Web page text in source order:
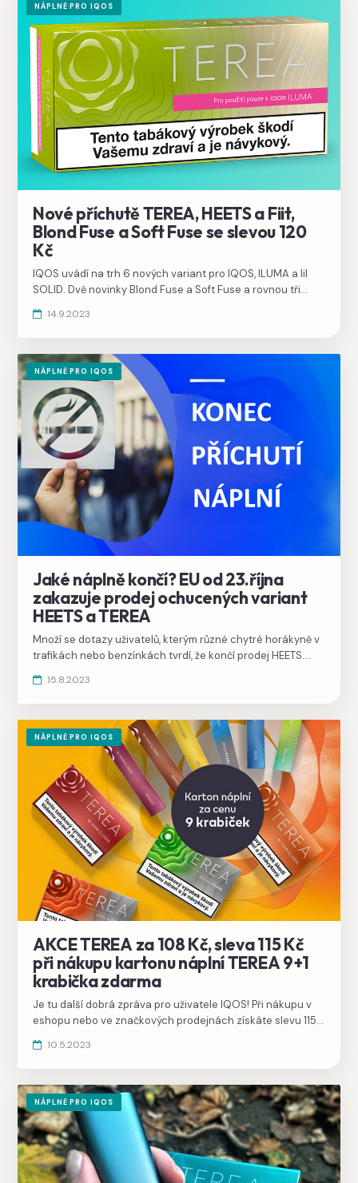
NÁPLNĚ PRO IQOS
Nové příchutě TEREA, HEETS a Fiit,
Blond Fuse a Soft Fuse se slevou 120
Kč
IQOS uvádí na trh 6 nových variant pro IQOS, ILUMA a lil
SOLID. Dvě novinky Blond Fuse a Soft Fuse a rovnou tři
14.9.2023
NÁPLNĚ PRO IQOS
Jaké náplně končí? EU od 23.října
zakazuje prodej ochucených variant
HEETS a TEREA
Množí se dotazy uživatelů, kterým různé chytré horákyně v
trafikách nebo benzínkách tvrdí, že končí prodej HEETS.
naplánováno. Díky nařízení EU však končí ve všech unijních
státech ovocné příchutě u nahřívaných tabákových
náplní.
15.8.2023
NÁPLNĚ PRO IQOS
AKCE TEREA za 108 Kč, sleva 115 Kč
při nákupu kartonu náplní TEREA 9+1
krabička zdarma
Je tu další dobrá zpráva pro uživatele IQOS! Při nákupu v
eshopu nebo ve značkových prodejnách získáte slevu 115
10.5.2023
NÁPLNĚ PRO IQOS